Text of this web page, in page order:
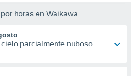
horas en Waikawa
parcialmente nuboso